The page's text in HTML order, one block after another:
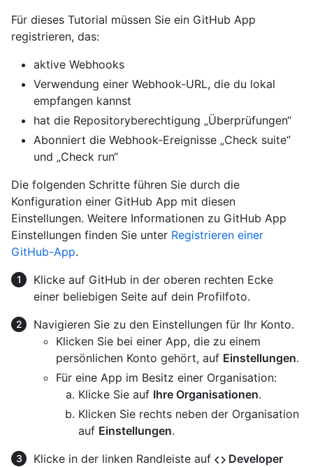
Für dieses Tutorial müssen Sie ein GitHub App
registrieren, das:
aktive Webhooks
Verwendung einer Webhook-URL, die du lokal
empfangen kannst
hat die Repositoryberechtigung „Überprüfungen“
Abonniert die Webhook-Ereignisse „Check suite“
und „Check run“
Die folgenden Schritte führen Sie durch die
Konfiguration einer GitHub App mit diesen
Einstellungen. Weitere Informationen zu GitHub App
Einstellungen finden Sie unter Registrieren einer
GitHub-App.
Klicke auf GitHub in der oberen rechten Ecke
einer beliebigen Seite auf dein Profilfoto.
Navigieren Sie zu den Einstellungen für Ihr Konto.
Klicken Sie bei einer App, die zu einem
persönlichen Konto gehört, auf Einstellungen.
Für eine App im Besitz einer Organisation:
Klicke Sie auf Ihre Organisationen.
Klicken Sie rechts neben der Organisation
auf Einstellungen.
Klicke in der linken Randleiste auf
Developer